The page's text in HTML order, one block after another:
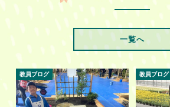
一覧へ
教員ブログ 教員ブログ